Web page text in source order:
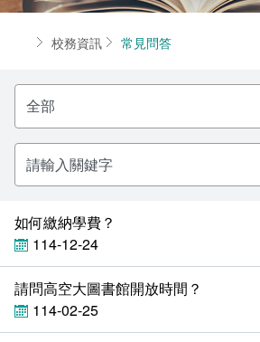
教務公告
學系公告
行政公告
活動研習
招標徵才
歷史訊息
新聞媒體專區
校園行事曆
空大簡介
立案證明
空大校史
空大有利的學習條件
組織架構
環境設備
本校位置
空大校刊
資訊圖像化專區
校內分機(pdf)
活動花絮
影音資訊
行政單位
行政單位簡介
我們的校長
校長室
教務處註冊組
教務處課務組
學習指導中心
輔導處
學術單位
學術單位簡介
通識教育中心
工商管理學系
法律學系
大眾傳播學系
外國語文學系
主題網站
其他好站
國內外開放課程
資訊相關法規
校務資訊
招生資訊
新生報名
在學資訊
校務系統
課程大綱
校內系統
資訊服務線上報修系統
問卷調查
EN
首頁校務資訊 常見問答
選
擇
分
類
關
鍵
字
如何繳納學費？
114-12-24
請問高空大圖書館開放時間？
114-02-25